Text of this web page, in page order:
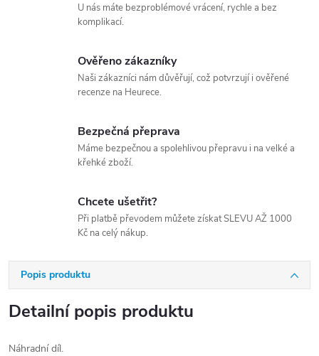
U nás máte bezproblémové vrácení, rychle a bez
komplikací.
Ověřeno zákazníky
Naši zákazníci nám důvěřují, což potvrzují i ověřené
recenze na Heurece.
Bezpečná přeprava
Máme bezpečnou a spolehlivou přepravu i na velké a
křehké zboží.
Chcete ušetřit?
Při platbě převodem můžete získat SLEVU AŽ 1000
Kč na celý nákup.
Popis produktu
Detailní popis produktu
Náhradní díl.